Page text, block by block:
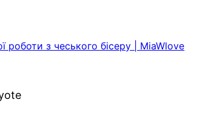
роботи з чеського бісеру | MiaWlove